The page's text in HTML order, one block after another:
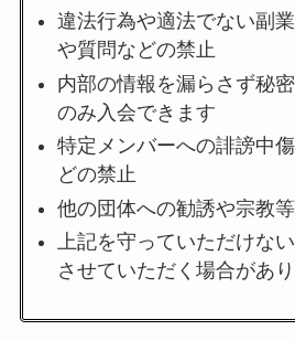
違法行為や適法でない副
や質問などの禁止
内部の情報を漏らさず秘
のみ入会できます
特定メンバーへの誹謗中
どの禁止
他の団体への勧誘や宗教
上記を守っていただけな
させていただく場合があ